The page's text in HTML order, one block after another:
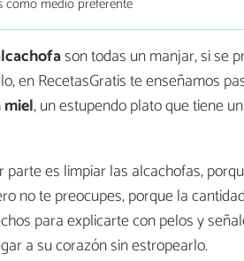
son todas un manjar, si se
en RecetasGratis te enseñamos
, un estupendo plato que tiene
parte es limpiar las alcachofas,
no te preocupes, porque la
para explicarte con pelos y
a su corazón sin estropearlo.